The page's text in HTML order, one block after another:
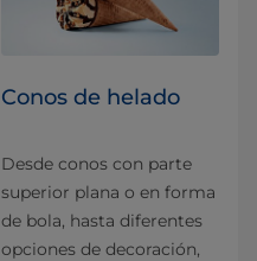
Conos de helado
Desde conos con parte
superior plana o en forma
de bola, hasta diferentes
opciones de decoración,